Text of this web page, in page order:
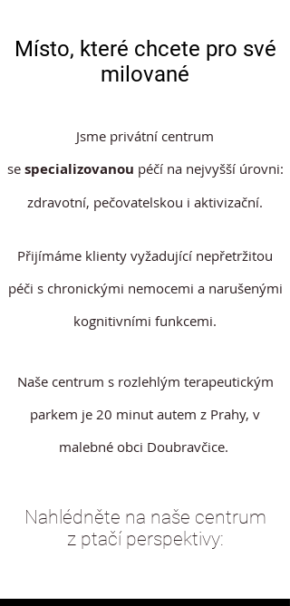
Místo, které chcete pro své
milované
Jsme privátní centrum
se specializovanou péčí na nejvyšší úrovni:
zdravotní, pečovatelskou i aktivizační.
Přijímáme klienty vyžadující nepřetržitou
péči s chronickými nemocemi a narušenými
kognitivními funkcemi.
Naše centrum s rozlehlým terapeutickým
parkem je 20 minut autem z Prahy, v
malebné obci Doubravčice.
Nahlédněte na naše centrum
z ptačí perspektivy: